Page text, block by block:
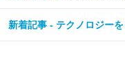
新着記事 - テクノロジー